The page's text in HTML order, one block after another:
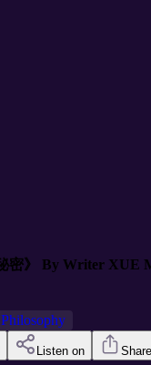
F4《大师的秘密》 By
Philosophy
Listen on Share